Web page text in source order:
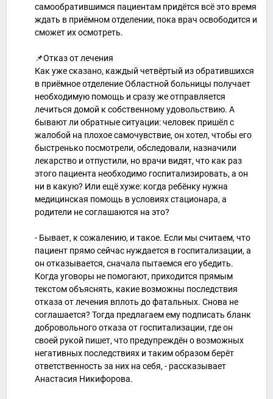
самообратившимся пациентам придётся всё это время
ждать в приёмном отделении, пока врач освободится и
сможет их осмотреть.
📌Отказ от лечения
Как уже сказано, каждый четвёртый из обратившихся
в приёмное отделение Областной больницы получает
необходимую помощь и сразу же отправляется
лечиться домой к собственному удовольствию. А
бывают ли обратные ситуации: человек пришёл с
жалобой на плохое самочувствие, он хотел, чтобы его
быстренько посмотрели, обследовали, назначили
лекарство и отпустили, но врачи видят, что как раз
этого пациента необходимо госпитализировать, а он
ни в какую? Или ещё хуже: когда ребёнку нужна
медицинская помощь в условиях стационара, а
родители не соглашаются на это?
- Бывает, к сожалению, и такое. Если мы считаем, что
пациент прямо сейчас нуждается в госпитализации, а
он отказывается, сначала пытаемся его убедить.
Когда уговоры не помогают, приходится прямым
текстом объяснять, какие возможны последствия
отказа от лечения вплоть до фатальных. Снова не
соглашается? Тогда предлагаем ему подписать бланк
добровольного отказа от госпитализации, где он
своей рукой пишет, что предупреждён о возможных
негативных последствиях и таким образом берёт
ответственность за них на себя, - рассказывает
Анастасия Никифорова.